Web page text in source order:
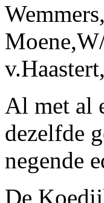
Al met al
dezelfde
negende
De